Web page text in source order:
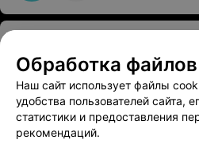
гп. Подсвилье, пер. Советский, 4
Шарковщинская центральная районная
Глубокое, г.п.Шарковщина,
Обработка
Наш сайт использует файлы
удобства пользователей сайта,
статистики и предоставления
рекомендаций.